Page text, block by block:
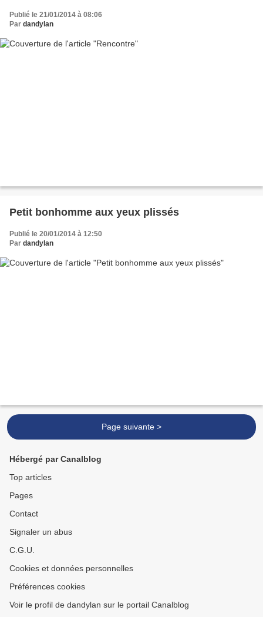
Publié le 21/01/2014 à 08:06
Par dandylan
Petit bonhomme aux yeux plissés
Publié le 20/01/2014 à 12:50
Par dandylan
Page suivante >
Hébergé par Canalblog
Top articles
Pages
Contact
Signaler un abus
C.G.U.
Cookies et données personnelles
Préférences cookies
Voir le profil de dandylan sur le portail Canalblog